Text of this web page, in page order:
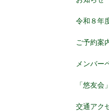
令和８年
ご予約案
メンバー
「悠友会
交通アク